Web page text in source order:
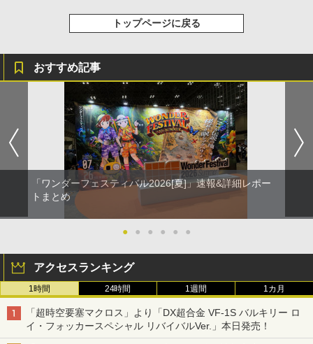
トップページに戻る
おすすめ記事
「ワンダーフェスティバル2026[夏]」速報&詳細レポー
トまとめ
● ● ● ● ● ●
アクセスランキング
1時間 24時間 1週間 1カ月
「超時空要塞マクロス」より「DX超合金 VF-1S バルキリー ロ
イ・フォッカースペシャル リバイバルVer.」本日発売！